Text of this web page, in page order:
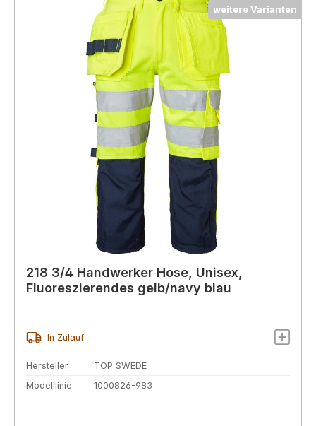
weitere Varianten
218 3/4 Handwerker Hose, Unisex,
Fluoreszierendes gelb/navy blau
In Zulauf
Hersteller
TOP SWEDE
Modelllinie
1000826-983